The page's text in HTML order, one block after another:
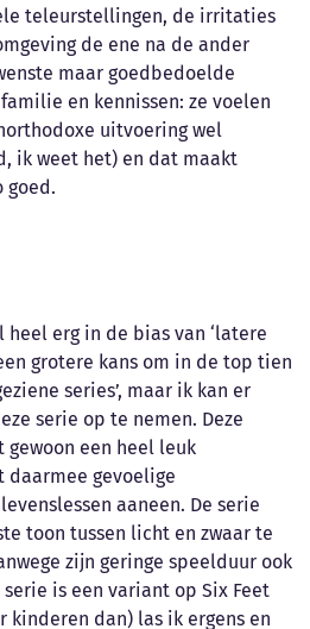
teleurstellingen, de irritaties
de ene na de ander
maar goedbedoelde
en kennissen: ze voelen
uitvoering wel
ik weet het) en dat maakt
goed.
heel erg in de bias van ‘latere
grotere kans om in de top tien
series’, maar ik kan er
serie op te nemen. Deze
een heel leuk
daarmee gevoelige
aaneen. De serie
toon tussen licht en zwaar te
zijn geringe speelduur ook
serie is een variant op Six Feet
kinderen dan) las ik ergens en